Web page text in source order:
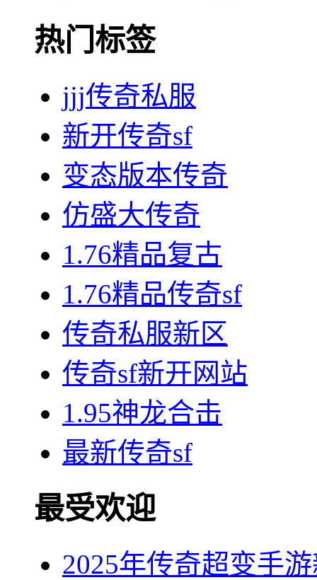
热门标签
jjj传奇私服
新开传奇sf
变态版本传奇
仿盛大传奇
1.76精品复古
1.76精品传奇sf
传奇私服新区
传奇sf新开网站
1.95神龙合击
最新传奇sf
最受欢迎
2025年传奇超变手